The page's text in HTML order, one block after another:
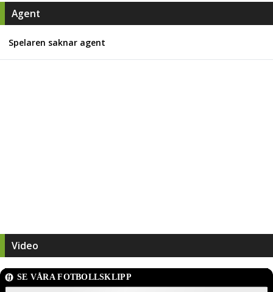
Agent
Spelaren saknar agent
Video
SE VÅRA FOTBOLLSKLIPP